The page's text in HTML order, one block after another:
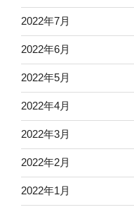
2022年7月
2022年6月
2022年5月
2022年4月
2022年3月
2022年2月
2022年1月